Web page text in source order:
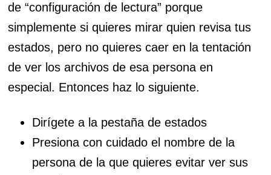
de “configuración de lectura” porque
simplemente si quieres mirar quien revisa tus
estados, pero no quieres caer en la tentación
de ver los archivos de esa persona en
especial. Entonces haz lo siguiente.
Dirígete a la pestaña de estados
Presiona con cuidado el nombre de la
persona de la que quieres evitar ver sus